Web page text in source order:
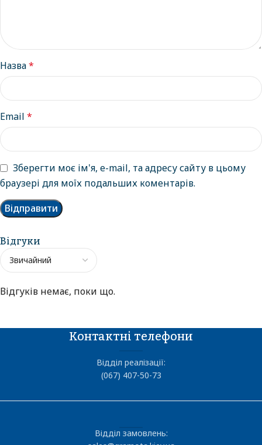
Відгуки
Відгуків немає, поки що.
Назва*
Email *
Зберегти моє ім'я, e-mail, та адресу сайту в цьому
браузері для моїх подальших коментарів.
Контактні телефони
Відділ реалізації:
(067) 407-50-73
Відділ замовлень: